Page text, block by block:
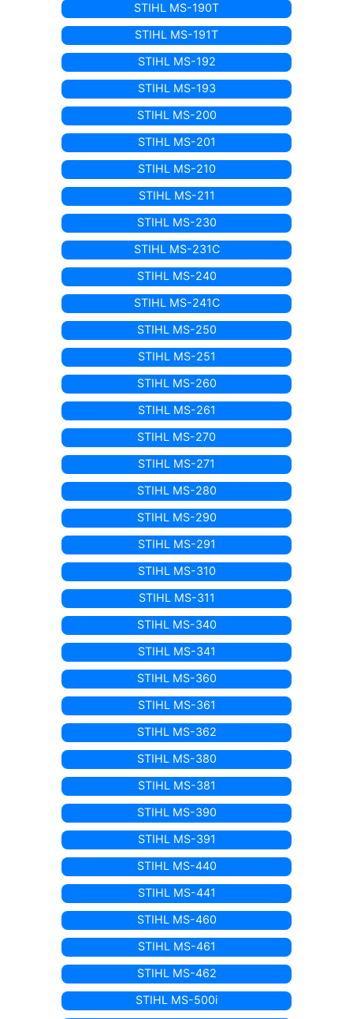
STIHL MS-190T
STIHL MS-191T
STIHL MS-192
STIHL MS-193
STIHL MS-200
STIHL MS-201
STIHL MS-210
STIHL MS-211
STIHL MS-230
STIHL MS-231C
STIHL MS-240
STIHL MS-241C
STIHL MS-250
STIHL MS-251
STIHL MS-260
STIHL MS-261
STIHL MS-270
STIHL MS-271
STIHL MS-280
STIHL MS-290
STIHL MS-291
STIHL MS-310
STIHL MS-311
STIHL MS-340
STIHL MS-341
STIHL MS-360
STIHL MS-361
STIHL MS-362
STIHL MS-380
STIHL MS-381
STIHL MS-390
STIHL MS-391
STIHL MS-440
STIHL MS-441
STIHL MS-460
STIHL MS-461
STIHL MS-462
STIHL MS-500i